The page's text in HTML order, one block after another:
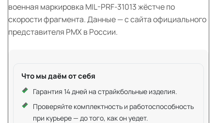
военная маркировка MIL-PRF-31013 жёстче по
скорости фрагмента. Данные — с сайта официального
представителя PMX в России.
Что мы даём от себя
Гарантия 14 дней на страйкбольные изделия.
Проверяйте комплектность и работоспособность
при курьере — до того, как он уедет.